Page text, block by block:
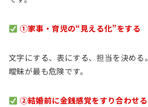
①家事・育児の“見える化”をする
文字にする、表にする、担当を決める。
曖昧が最も危険です。
②結婚前に金銭感覚をすり合わせる